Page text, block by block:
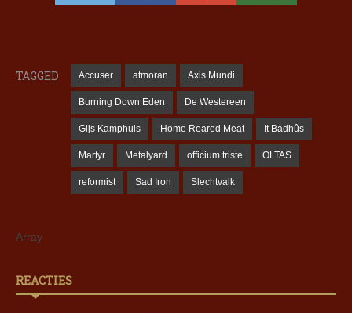
TAGGED Accuser atmoran Axis Mundi
Burning Down Eden De Westereen
Gijs Kamphuis Home Reared Meat It Badhûs
Martyr Metalyard officium triste OLTAS
reformist Sad Iron Slechtvalk
Array
REACTIES